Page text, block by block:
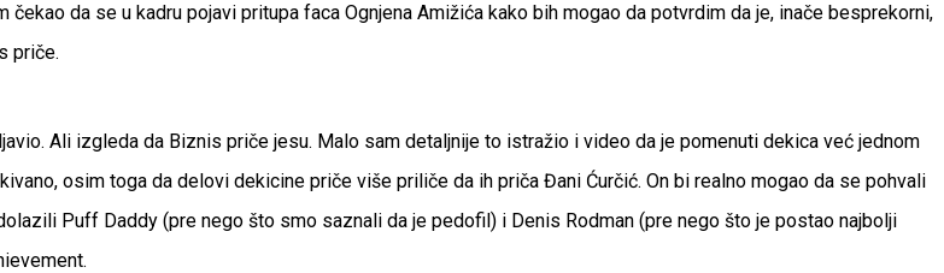
da se u kadru pojavi pritupa faca Ognjena Amižića kako bih mogao da potvrdim da je, inače besprekorni,
priče.
Ali izgleda da Biznis priče jesu. Malo sam detaljnije to istražio i video da je pomenuti dekica već jednom
osim toga da delovi dekicine priče više priliče da ih priča Đani Ćurčić. On bi realno mogao da se pohvali
Puff Daddy (pre nego što smo saznali da je pedofil) i Denis Rodman (pre nego što je postao najbolji